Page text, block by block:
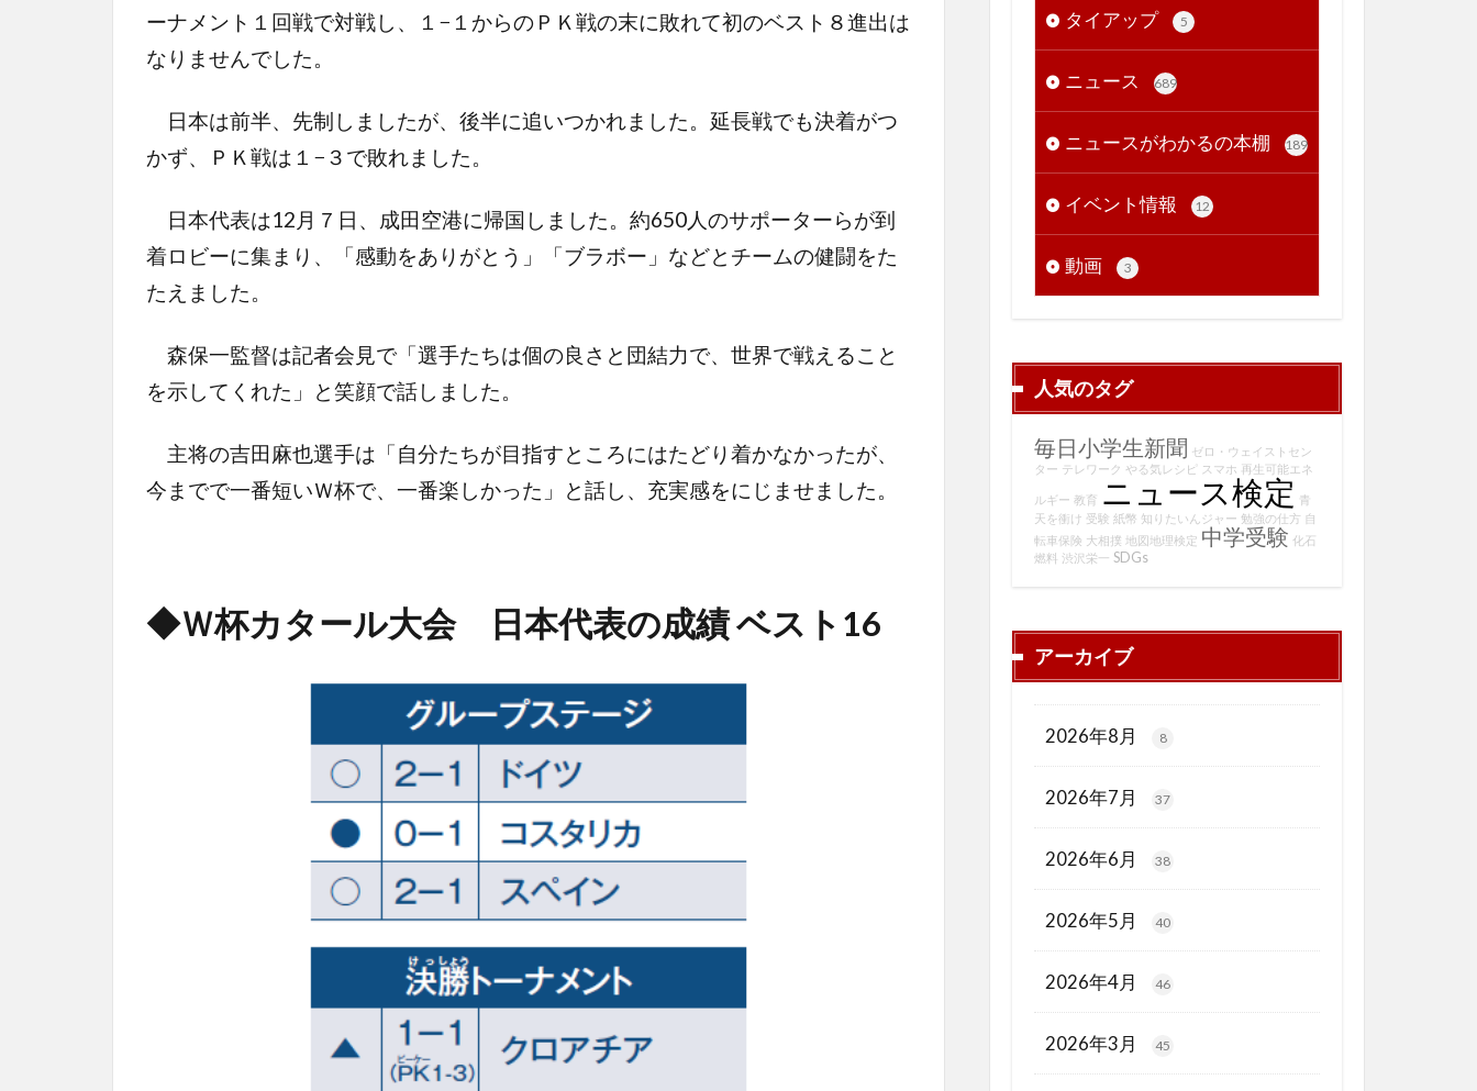
ーナメント１回戦で対戦し、１−１からのＰＫ戦の末に敗れて初のベスト８進出は
なりませんでした。
日本は前半、先制しましたが、後半に追いつかれました。延長戦でも決着がつ
かず、ＰＫ戦は１−３で敗れました。
日本代表は12月７日、成田空港に帰国しました。約650人のサポーターらが到
着ロビーに集まり、「感動をありがとう」「ブラボー」などとチームの健闘をた
たえました。
森保一監督は記者会見で「選手たちは個の良さと団結力で、世界で戦えること
を示してくれた」と笑顔で話しました。
主将の吉田麻也選手は「自分たちが目指すところにはたどり着かなかったが、
今までで一番短いＷ杯で、一番楽しかった」と話し、充実感をにじませました。
◆Ｗ杯カタール大会 日本代表の成績 ベスト16
タイアップ 5
ニュース 689
ニュースがわかるの本棚 189
イベント情報 12
動画 3
人気のタグ
毎日小学生新聞 ゼロ・ウェイストセン
ター テレワーク やる気レシピ スマホ 再生可能エネ
ルギー 教育 ニュース検定
青
天を衝け 受験 紙幣 知りたいんジャー 勉強の仕方 自
転車保険 大相撲 地図地理検定 中学受験 化石
燃料 渋沢栄一 SDGs
アーカイブ
2026年8月 8
2026年7月 37
2026年6月 38
2026年5月 40
2026年4月 46
2026年3月 45